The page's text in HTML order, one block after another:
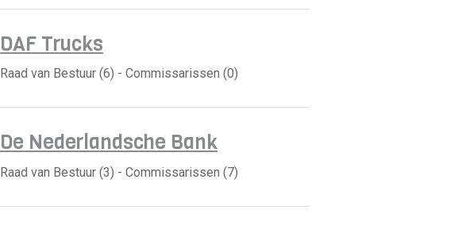
DAF Trucks
Raad van Bestuur (6) - Commissarissen (0)
De Nederlandsche Bank
Raad van Bestuur (3) - Commissarissen (7)